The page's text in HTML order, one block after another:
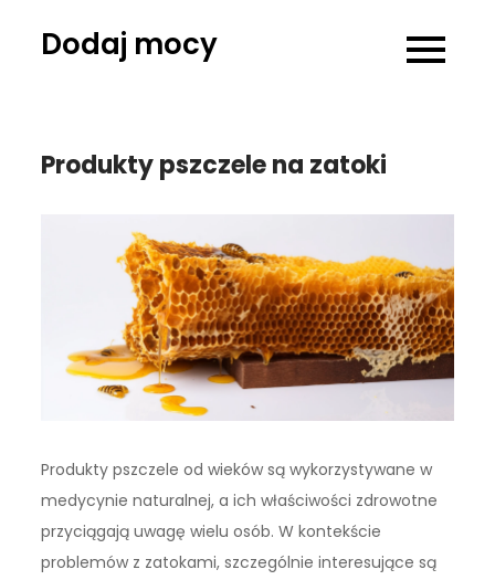
Dodaj mocy
Produkty pszczele na zatoki
Produkty pszczele od wieków są wykorzystywane w
medycynie naturalnej, a ich właściwości zdrowotne
przyciągają uwagę wielu osób. W kontekście
problemów z zatokami, szczególnie interesujące są